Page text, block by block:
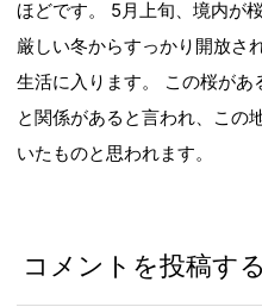
ほどです。 5月上旬、境内が
厳しい冬からすっかり開放さ
生活に入ります。 この桜が
と関係があると言われ、この
いたものと思われます。
コメントを投稿する